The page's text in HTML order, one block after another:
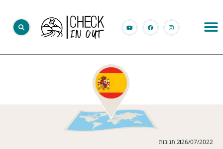
26/07/20222 תגובות